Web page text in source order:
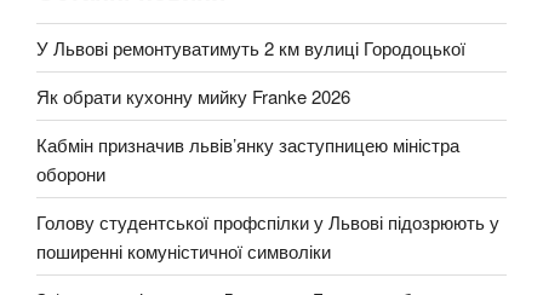
У Львові ремонтуватимуть 2 км вулиці Городоцької
Як обрати кухонну мийку Franke 2026
Кабмін призначив львів’янку заступницею міністра
оборони
Голову студентської профспілки у Львові підозрюють у
поширенні комуністичної символіки